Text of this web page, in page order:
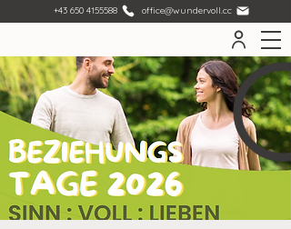
+43 650 4155588 office@wundervoll.cc